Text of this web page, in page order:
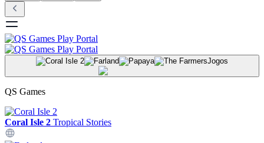
Jogos
QS Games
Coral Isle 2 Tropical Stories